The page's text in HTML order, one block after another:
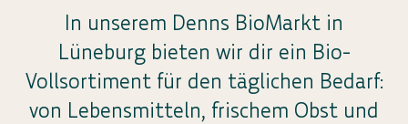
In unserem Denns BioMarkt in
Lüneburg bieten wir dir ein Bio-
Vollsortiment für den täglichen Bedarf:
von Lebensmitteln, frischem Obst und